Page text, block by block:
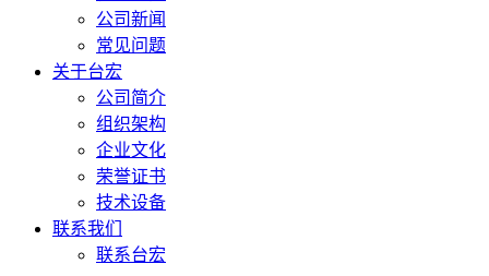
公司新闻
常见问题
关于台宏
公司简介
组织架构
企业文化
荣誉证书
技术设备
联系我们
联系台宏